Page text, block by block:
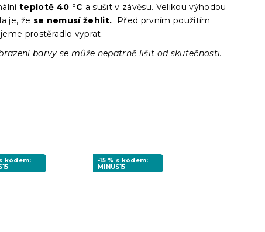
teplotě 40 °C a sušit v závěsu. Velikou výhodou
je, že se nemusí žehlit. Před prvním použitím
prostěradlo vyprat.
barvy se může nepatrně lišit od skutečnosti.
s kódem:
-15 % s kódem:
MINUS15